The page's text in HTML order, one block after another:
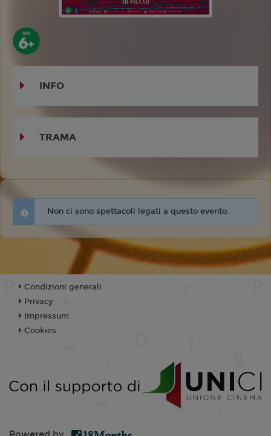
INFO
TRAMA
Non ci sono spettacoli legati a questo evento.
Condizioni generali
Privacy
Impressum
Cookies